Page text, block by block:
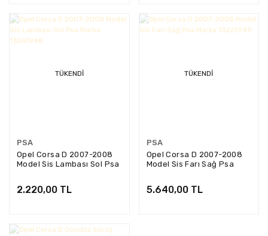
TÜKENDI
PSA
Opel Corsa D 2007-2008
Model Sis Lambası Sol Psa
2.220,00 TL
TÜKENDI
PSA
Opel Corsa D 2007-2008
Model Sis Farı Sağ Psa
5.640,00 TL